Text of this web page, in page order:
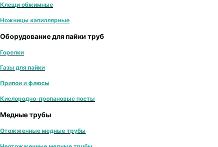
Клещи обжимные
Ножницы капиллярные
Оборудование для пайки труб
Горелки
Газы для пайки
Припои и флюсы
Кислородно-пропановые посты
Медные трубы
Отожженные медные трубы